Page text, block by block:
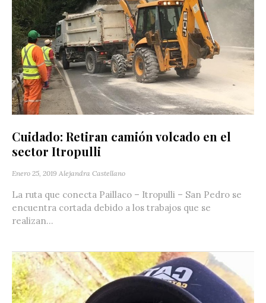
Cuidado: Retiran camión volcado en el
sector Itropulli
Enero 25, 2019 Alejandra Castellano
La ruta que conecta Paillaco – Itropulli – San Pedro se
encuentra cortada debido a los trabajos que se
realizan...